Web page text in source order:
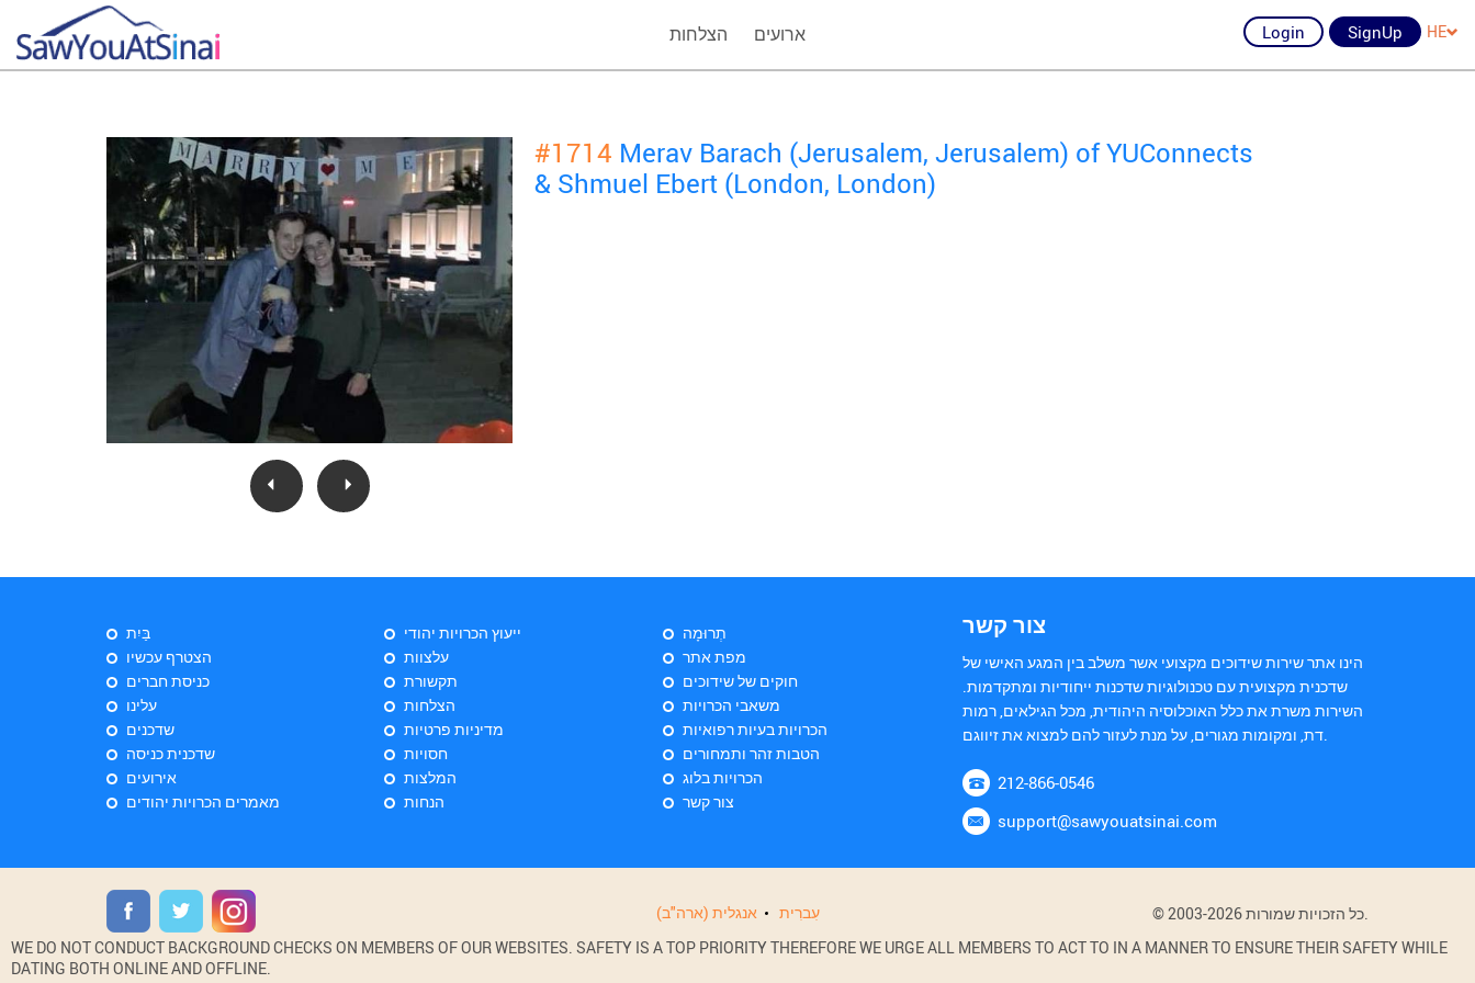
הצלחות ארועים Login SignUp HE
#1714 Merav Barach (Jerusalem, Jerusalem) of YUConnects
& Shmuel Ebert (London, London)
בַּיִת
הצטרף עכשיו
כניסת חברים
עלינו
שדכנים
שדכנית כניסה
אירועים
מאמרים הכרויות יהודים
ייעוץ הכרויות יהודי
עלצוות
תקשורת
הצלחות
מדיניות פרטיות
חסויות
המלצות
הנחות
תְרוּמָה
מפת אתר
חוקים של שידוכים
משאבי הכרויות
הכרויות בעיות רפואיות
הטבות זהר ותמחורים
הכרויות בלוג
צור קשר
צור קשר
הינו אתר שירות שידוכים מקצועי אשר משלב בין המגע האישי של
שדכנית מקצועית עם טכנולוגיות שדכנות ייחודיות ומתקדמות.
השירות משרת את כלל האוכלוסיה היהודית, מכל הגילאים, רמות
212-866-0546
support@sawyouatsinai.com
אנגלית (ארה"ב) עִברִית
WE DO NOT CONDUCT BACKGROUND CHECKS ON MEMBERS OF OUR WEBSITES. SAFETY IS A TOP PRIORITY THEREFORE WE URGE ALL MEMBERS TO ACT TO IN A MANNER TO ENSURE THEIR SAFETY WHILE
DATING BOTH ONLINE AND OFFLINE.